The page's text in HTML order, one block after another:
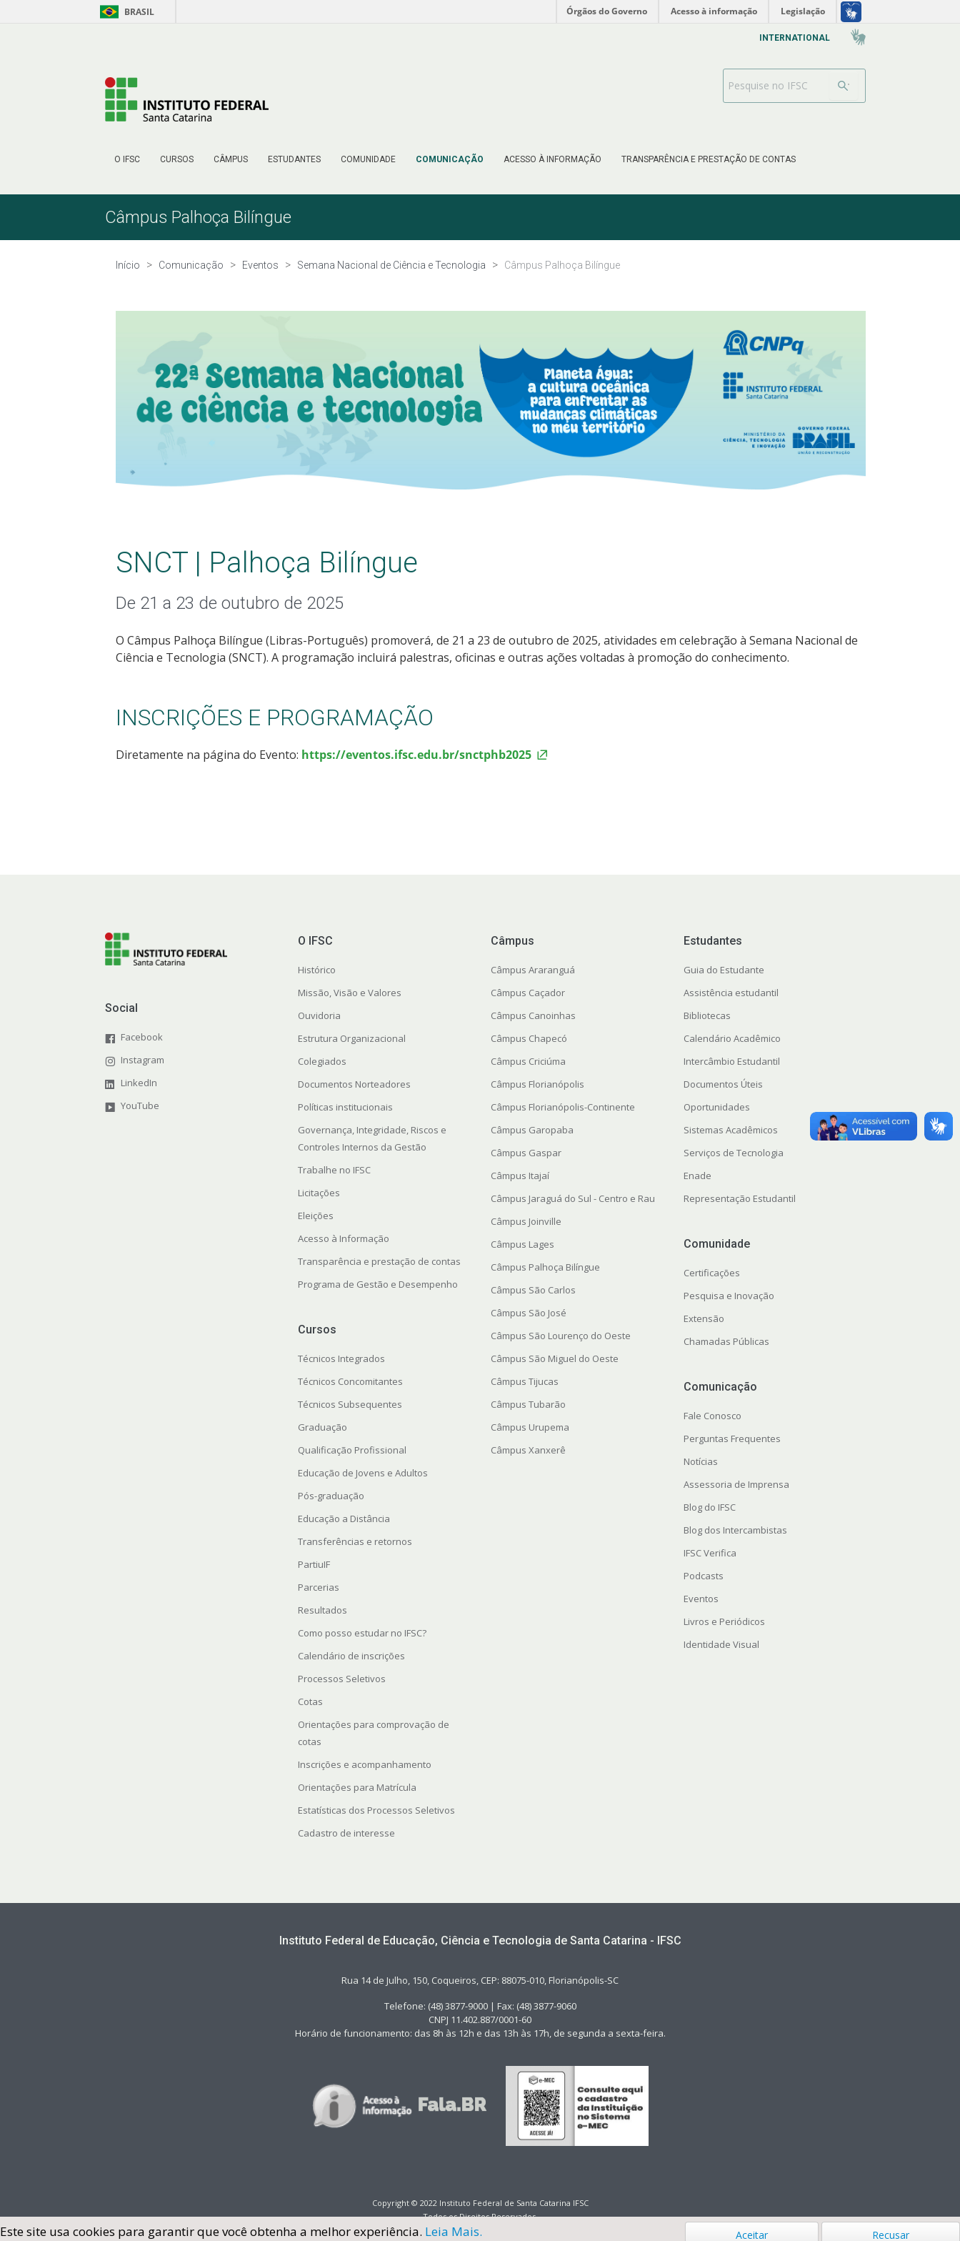
Pular para o Conteúdo BRASIL Órgãos do Governo Acesso à informação Legislação
O IFSC CURSOS CÂMPUS ESTUDANTES COMUNIDADE COMUNICAÇÃO ACESSO À INFORMAÇÃO TRANSPARÊNCIA E PRESTAÇÃO DE CONTAS
INTERNATIONAL
Barra de busca
Câmpus Palhoça Bilíngue
Início Comunicação Eventos Semana Nacional de Ciência e Tecnologia Câmpus Palhoça Bilíngue
SNCT | Palhoça Bilíngue
De 21 a 23 de outubro de 2025
O Câmpus Palhoça Bilíngue (Libras-Português) promoverá, de 21 a 23 de outubro de 2025, atividades em celebração à Semana Nacional de
Ciência e Tecnologia (SNCT). A programação incluirá palestras, oficinas e outras ações voltadas à promoção do conhecimento.
INSCRIÇÕES E PROGRAMAÇÃO
Diretamente na página do Evento: https://eventos.ifsc.edu.br/snctphb2025
Social
Facebook
Instagram
LinkedIn
YouTube
O IFSC
Histórico
Missão, Visão e Valores
Ouvidoria
Estrutura Organizacional
Colegiados
Documentos Norteadores
Políticas institucionais
Governança, Integridade, Riscos e
Controles Internos da Gestão
Trabalhe no IFSC
Licitações
Eleições
Acesso à Informação
Transparência e prestação de contas
Programa de Gestão e Desempenho
Cursos
Técnicos Integrados
Técnicos Concomitantes
Técnicos Subsequentes
Graduação
Qualificação Profissional
Educação de Jovens e Adultos
Pós-graduação
Educação a Distância
Transferências e retornos
PartiuIF
Parcerias
Resultados
Como posso estudar no IFSC?
Calendário de inscrições
Processos Seletivos
Cotas
Orientações para comprovação de
cotas
Inscrições e acompanhamento
Orientações para Matrícula
Estatísticas dos Processos Seletivos
Cadastro de interesse
Câmpus
Câmpus Araranguá
Câmpus Caçador
Câmpus Canoinhas
Câmpus Chapecó
Câmpus Criciúma
Câmpus Florianópolis
Câmpus Florianópolis-Continente
Câmpus Garopaba
Câmpus Gaspar
Câmpus Itajaí
Câmpus Jaraguá do Sul - Centro e Rau
Câmpus Joinville
Câmpus Lages
Câmpus Palhoça Bilíngue
Câmpus São Carlos
Câmpus São José
Câmpus São Lourenço do Oeste
Câmpus São Miguel do Oeste
Câmpus Tijucas
Câmpus Tubarão
Câmpus Urupema
Câmpus Xanxerê
Estudantes
Guia do Estudante
Assistência estudantil
Bibliotecas
Calendário Acadêmico
Intercâmbio Estudantil
Documentos Úteis
Oportunidades
Sistemas Acadêmicos
Serviços de Tecnologia
Enade
Representação Estudantil
Comunidade
Certificações
Pesquisa e Inovação
Extensão
Chamadas Públicas
Comunicação
Fale Conosco
Perguntas Frequentes
Notícias
Assessoria de Imprensa
Blog do IFSC
Blog dos Intercambistas
IFSC Verifica
Podcasts
Eventos
Livros e Periódicos
Identidade Visual
Instituto Federal de Educação, Ciência e Tecnologia de Santa Catarina - IFSC
Rua 14 de Julho, 150, Coqueiros, CEP: 88075-010, Florianópolis-SC
Telefone: (48) 3877-9000 | Fax: (48) 3877-9060
CNPJ 11.402.887/0001-60
Horário de funcionamento: das 8h às 12h e das 13h às 17h, de segunda a sexta-feira.
Copyright © 2022 Instituto Federal de Santa Catarina IFSC
Todos os Direitos Reservados.
Este site usa cookies para garantir que você obtenha a melhor experiência. Leia Mais. Aceitar Recusar